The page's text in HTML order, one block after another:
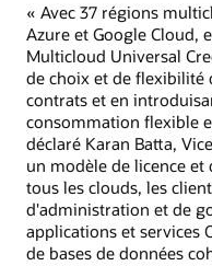
« Avec 37 régions
Azure et Google Cloud,
Multicloud Universal
de choix et de flexibilité
contrats et en
consommation flexible
déclaré Karan Batta,
un modèle de licence
tous les clouds, les
d'administration et de
applications et services
de bases de données